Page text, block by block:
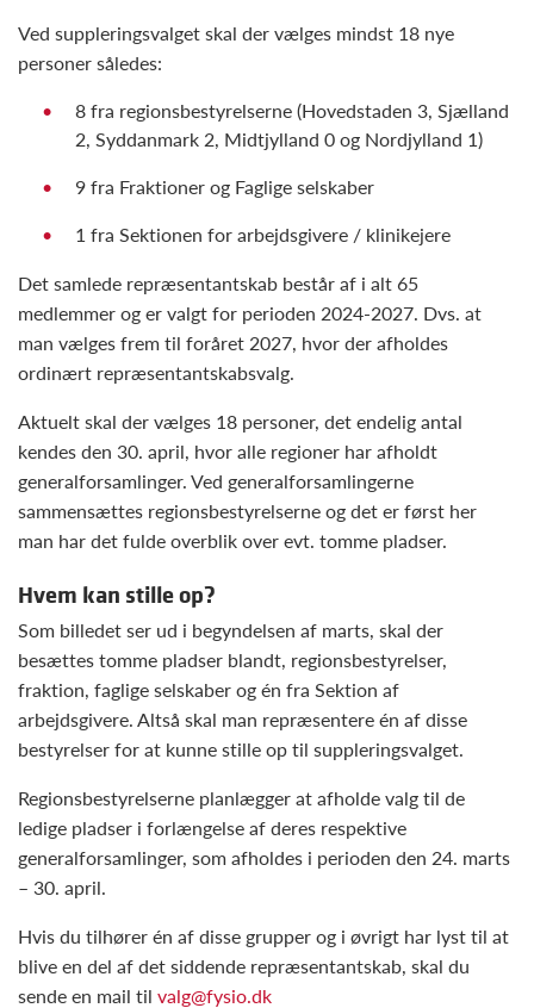
Ved suppleringsvalget skal der vælges mindst 18 nye
personer således:
8 fra regionsbestyrelserne (Hovedstaden 3, Sjælland
2, Syddanmark 2, Midtjylland 0 og Nordjylland 1)
9 fra Fraktioner og Faglige selskaber
1 fra Sektionen for arbejdsgivere / klinikejere
Det samlede repræsentantskab består af i alt 65
medlemmer og er valgt for perioden 2024-2027. Dvs. at
man vælges frem til foråret 2027, hvor der afholdes
ordinært repræsentantskabsvalg.
Aktuelt skal der vælges 18 personer, det endelig antal
kendes den 30. april, hvor alle regioner har afholdt
generalforsamlinger. Ved generalforsamlingerne
sammensættes regionsbestyrelserne og det er først her
man har det fulde overblik over evt. tomme pladser.
Hvem kan stille op?
Som billedet ser ud i begyndelsen af marts, skal der
besættes tomme pladser blandt, regionsbestyrelser,
fraktion, faglige selskaber og én fra Sektion af
arbejdsgivere. Altså skal man repræsentere én af disse
bestyrelser for at kunne stille op til suppleringsvalget.
Regionsbestyrelserne planlægger at afholde valg til de
ledige pladser i forlængelse af deres respektive
generalforsamlinger, som afholdes i perioden den 24. marts
– 30. april.
Hvis du tilhører én af disse grupper og i øvrigt har lyst til at
blive en del af det siddende repræsentantskab, skal du
sende en mail til valg@fysio.dk